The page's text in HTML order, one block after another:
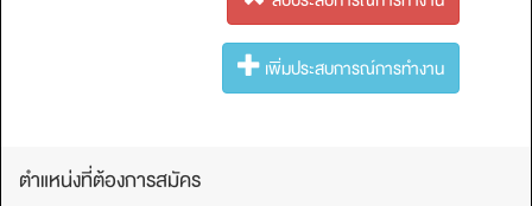
เพิ่มประสบการณ์การทํางาน
ตำแหน่งที่ต้องการสมัคร